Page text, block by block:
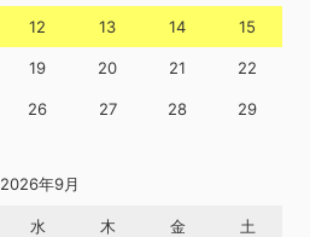
12 13 14 15
19 20 21 22
26 27 28 29
2026年9月
水 木 金 土